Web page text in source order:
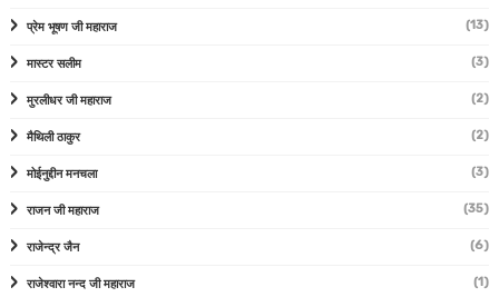
प्रेम भूषण जी महाराज (13)
मास्टर सलीम (3)
मुरलीधर जी महाराज (2)
मैथिली ठाकुर (2)
मोईनुद्दीन मनचला (3)
राजन जी महाराज (35)
राजेन्द्र जैन (6)
राजेश्वारा नन्द जी महाराज (1)